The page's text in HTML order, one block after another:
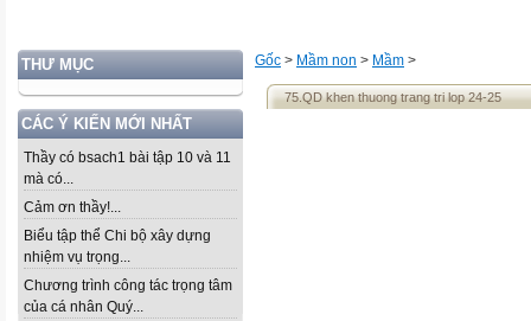
THƯ MỤC
CÁC Ý KIẾN MỚI NHẤT
Thầy có bsach1 bài tập 10 và 11
mà có...
Cảm ơn thầy!...
Biểu tập thể Chi bộ xây dựng
nhiệm vụ trọng...
Chương trình công tác trọng tâm
của cá nhân Quý...
Gốc > Mầm non > Mầm >
75.QD khen thuong trang tri lop 24-25